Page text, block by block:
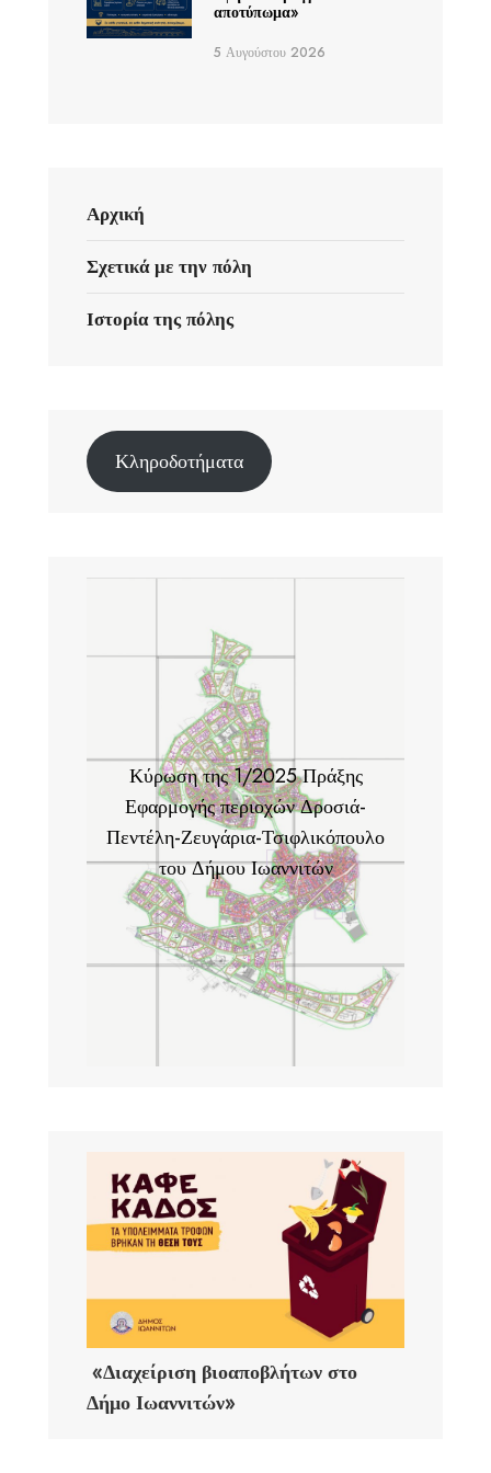
αποτύπωμα»
5 Αυγούστου 2026
Αρχική
Σχετικά με την πόλη
Ιστορία της πόλης
Κληροδοτήματα
Κύρωση της 1/2025 Πράξης
Εφαρμογής περιοχών Δροσιά-
Πεντέλη-Ζευγάρια-Τσιφλικόπουλο
του Δήμου Ιωαννιτών
«Διαχείριση βιοαποβλήτων στο
Δήμο Ιωαννιτών»